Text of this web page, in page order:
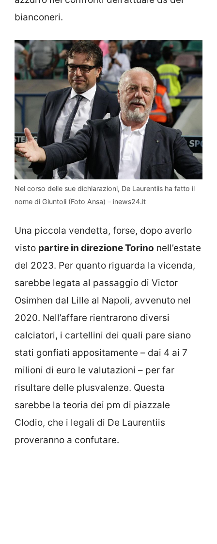
bianconeri.
Nel corso delle sue dichiarazioni, De Laurentiis ha fatto il
nome di Giuntoli (Foto Ansa) – inews24.it
Una piccola vendetta, forse, dopo averlo
visto partire in direzione Torino nell’estate
del 2023. Per quanto riguarda la vicenda,
sarebbe legata al passaggio di Victor
Osimhen dal Lille al Napoli, avvenuto nel
2020. Nell’affare rientrarono diversi
calciatori, i cartellini dei quali pare siano
stati gonfiati appositamente – dai 4 ai 7
milioni di euro le valutazioni – per far
risultare delle plusvalenze. Questa
sarebbe la teoria dei pm di piazzale
Clodio, che i legali di De Laurentiis
proveranno a confutare.